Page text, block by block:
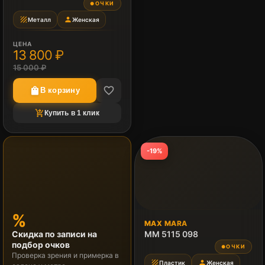
● ОЧКИ
textureМеталл personЖенская
ЦЕНА
13 800 ₽
15 000 ₽
shopping_bag В корзину favorite_border
shopping_cart_checkoutКупить в 1 клик
%
Скидка по записи на
подбор очков
Проверка зрения и примерка в
-19%
MAX MARA
MM 5115 098
●ОЧКИ
textureПластик personЖенская